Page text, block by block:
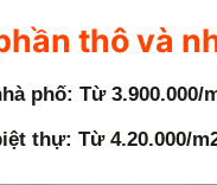
thô và
phố: Từ 3.900.000/
thự: Từ 4.20.000/